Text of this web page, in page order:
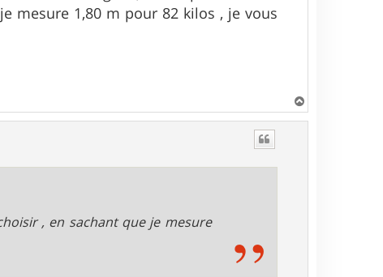
mesure 1,80 m pour 82 kilos , je vous
a
, en sachant que je mesure